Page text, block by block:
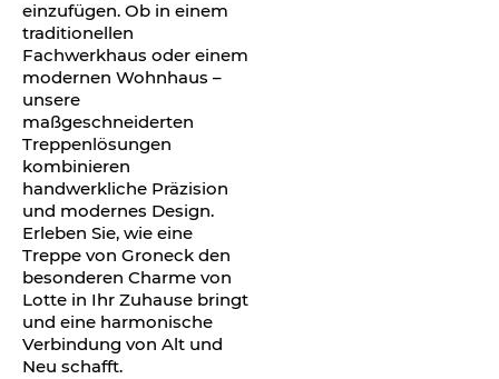
einzufügen. Ob in einem
traditionellen
Fachwerkhaus oder einem
modernen Wohnhaus –
unsere
maßgeschneiderten
Treppenlösungen
kombinieren
handwerkliche Präzision
und modernes Design.
Erleben Sie, wie eine
Treppe von Groneck den
besonderen Charme von
Lotte in Ihr Zuhause bringt
und eine harmonische
Verbindung von Alt und
Neu schafft.